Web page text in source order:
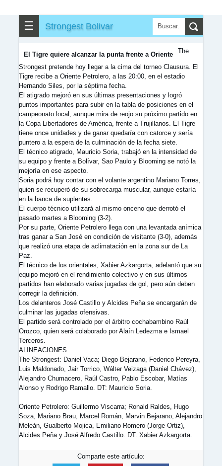
☰ Strongest Bolivar
El Tigre quiere alcanzar la punta frente a Oriente The
Strongest pretende hoy llegar a la cima del torneo Clausura. El
Tigre recibe a Oriente Petrolero, a las 20:00, en el estadio
Hernando Siles, por la séptima fecha.
El atigrado mejoró en sus últimas presentaciones y logró
puntos importantes para subir en la tabla de posiciones en el
campeonato local, aunque mira de reojo su próximo partido en
la Copa Libertadores de América, frente a Trujillanos. El Tigre
tiene once unidades y de ganar quedaría con catorce y sería
puntero a la espera de la culminación de la fecha siete.
El técnico atigrado, Mauricio Soria, trabajó en la intensidad de
su equipo y frente a Bolívar, Sao Paulo y Blooming se notó la
mejoría en ese aspecto.
Soria podrá hoy contar con el volante argentino Mariano Torres,
quien se recuperó de su sobrecarga muscular, aunque estaría
en la banca de suplentes.
El cuerpo técnico utilizará al mismo onceno que derrotó el
pasado martes a Blooming (3-2).
Por su parte, Oriente Petrolero llega con una levantada anímica
tras ganar a San José en condición de visitante (3-0), además
que realizó una etapa de aclimatación en la zona sur de La
Paz.
El técnico de los orientales, Xabier Azkargorta, adelantó que su
equipo mejoró en el rendimiento colectivo y en sus últimos
partidos han elaborado varias jugadas de gol, pero aún deben
corregir la definición.
Los delanteros José Castillo y Alcides Peña se encargarán de
culminar las jugadas ofensivas.
El partido será controlado por el árbitro cochabambino Raúl
Orozco, quien será colaborado por Alaín Ledezma e Ismael
Terceros.
ALINEACIONES
The Strongest: Daniel Vaca; Diego Bejarano, Federico Pereyra,
Luis Maldonado, Jair Torrico, Wálter Veizaga (Daniel Chávez),
Alejandro Chumacero, Raúl Castro, Pablo Escobar, Matías
Alonso y Rodrigo Ramallo. DT: Mauricio Soria.
Oriente Petrolero: Guillermo Viscarra; Ronald Raldes, Hugo
Soza, Mariano Brau, Marcel Román, Marvin Bejarano, Alejandro
Meleán, Gualberto Mojica, Emiliano Romero (Jorge Ortiz),
Alcides Peña y José Alfredo Castillo. DT. Xabier Azkargorta.
Comparte este artículo:
✎ Otros ▼